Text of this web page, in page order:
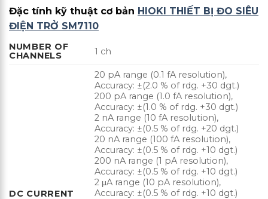
Đặc tính kỹ thuật cơ bản HIOKI THIẾT BỊ ĐO SIÊU
ĐIỆN TRỞ SM7110
NUMBER OF
CHANNELS
1 ch
DC CURRENT
20 pA range (0.1 fA resolution),
Accuracy: ±(2.0 % of rdg. +30 dgt.)
200 pA range (1.0 fA resolution),
Accuracy: ±(1.0 % of rdg. +30 dgt.)
2 nA range (10 fA resolution),
Accuracy: ±(0.5 % of rdg. +20 dgt.)
20 nA range (100 fA resolution),
Accuracy: ±(0.5 % of rdg. +10 dgt.)
200 nA range (1 pA resolution),
Accuracy: ±(0.5 % of rdg. +10 dgt.)
2 μA range (10 pA resolution),
Accuracy: ±(0.5 % of rdg. +10 dgt.)